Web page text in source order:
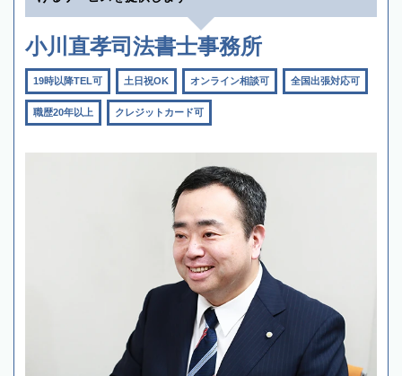
小川直孝司法書士事務所
19時以降TEL可 土日祝OK オンライン相談可 全国出張対応可
職歴20年以上 クレジットカード可